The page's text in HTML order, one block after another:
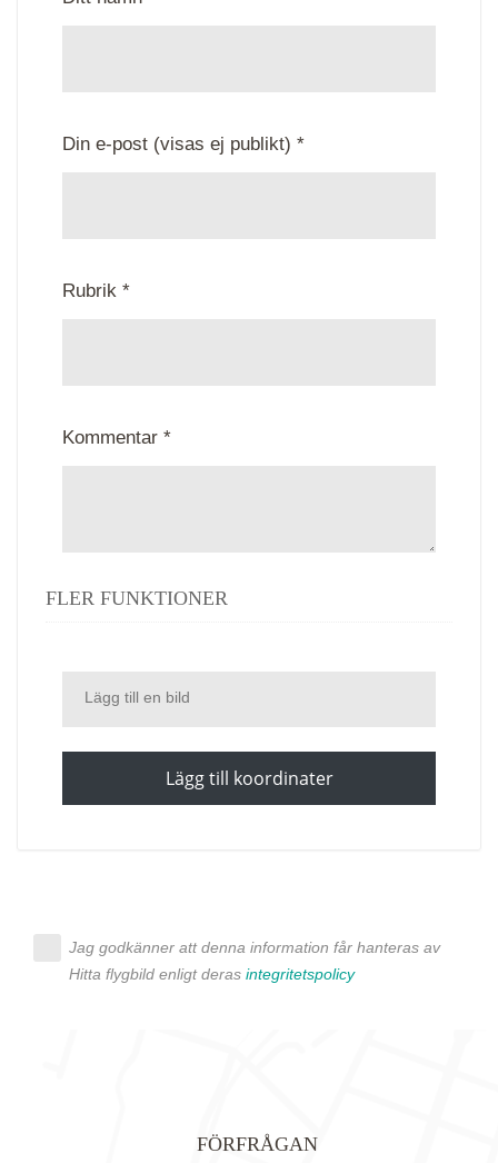
Din e-post (visas ej publikt) *
Rubrik *
Kommentar *
FLER FUNKTIONER
Lägg till en bild
Lägg till koordinater
Jag godkänner att denna information får hanteras av
Hitta flygbild enligt deras integritetspolicy
FÖRFRÅGAN